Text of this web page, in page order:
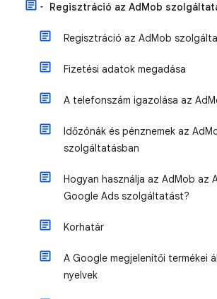
Regisztráció az AdMob
Regisztráció az AdMob
Fizetési adatok megadása
A telefonszám igazolása az
Időzónák és pénznemek az
szolgáltatásban
Hogyan használja az AdMob az
Google Ads szolgáltatást?
Korhatár
A Google megjelenítői termékei
nyelvek